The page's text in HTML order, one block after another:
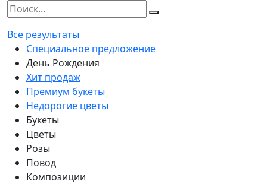
Все результаты
Специальное предложение
День Рождения
Хит продаж
Премиум букеты
Недорогие цветы
Букеты
Цветы
Розы
Повод
Композиции